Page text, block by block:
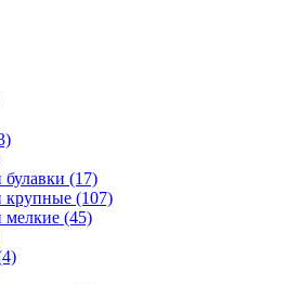
(17)
(107)
(45)